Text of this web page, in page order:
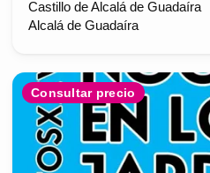
Castillo de Alcalá de Guadaíra
Alcalá de Guadaíra
Consultar precio